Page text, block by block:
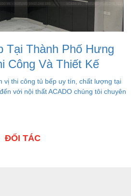
Tại Thành Phố Hưng
Công Và Thiết Kế
vị thi công tủ bếp uy tín, chất lượng tại
với nội thất ACADO chúng tôi chuyên
ĐỐI TÁC